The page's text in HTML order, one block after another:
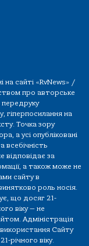
на сайті «RvNews» /
про авторське
передруку
гіперпосилання на
Точка зору
а усі опубліковані
всебічність
відповідає за
а також може не
сайту в
роль носія.
що досяг 21-
віку — не
Адміністрація
використання Сайту
річного віку.